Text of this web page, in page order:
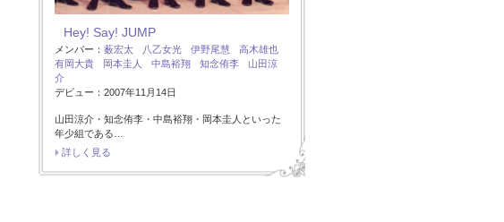
Hey! Say! JUMP
メンバー： 薮宏太 八乙女光 伊野尾慧
高木雄也
有岡大貴
岡本圭人 中島裕翔 知念侑李
山田涼
介
デビュー：2007年11月14日
山田涼介・知念侑李・中島裕翔・岡本圭人といった
年少組である…
詳しく見る